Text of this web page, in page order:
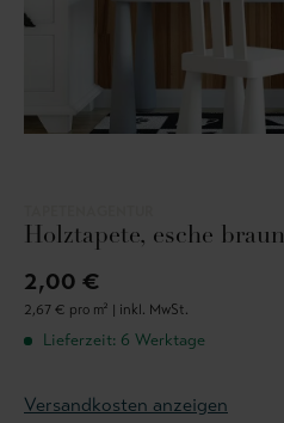
Holztapete, esche braun
2,00 €
2,67 € pro m² | inkl. MwSt.
Lieferzeit: 6 Werktage
Versandkosten anzeigen